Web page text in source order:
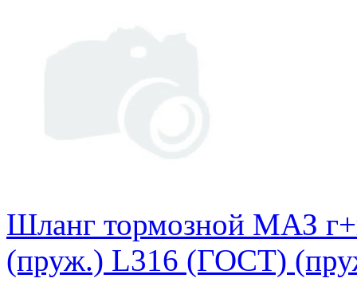
Шланг тормозной МАЗ
(пруж.) L316 (ГОСТ)